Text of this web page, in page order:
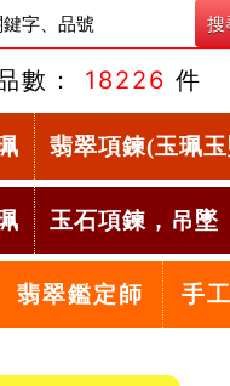
數： 18226 件
翡翠項鍊(玉珮
玉石項鍊，吊墜
翡翠鑑定師 手